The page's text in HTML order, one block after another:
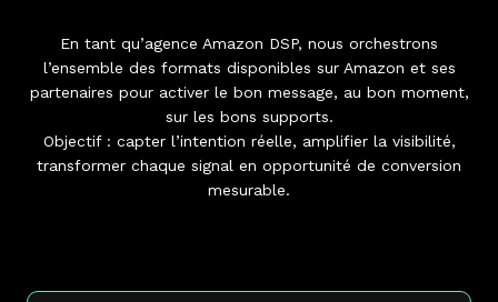
En tant qu’agence Amazon DSP, nous orchestrons
l’ensemble des formats disponibles sur Amazon et ses
partenaires pour activer le bon message, au bon moment,
sur les bons supports.
Objectif : capter l’intention réelle, amplifier la visibilité,
transformer chaque signal en opportunité de conversion
mesurable.